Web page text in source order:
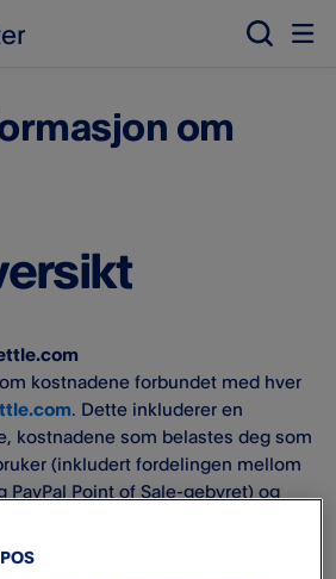
om
kostnadene forbundet med hver
. Dette inkluderer en
kostnadene som belastes deg som
(inkludert fordelingen mellom
Point of Sale-gebyret) og